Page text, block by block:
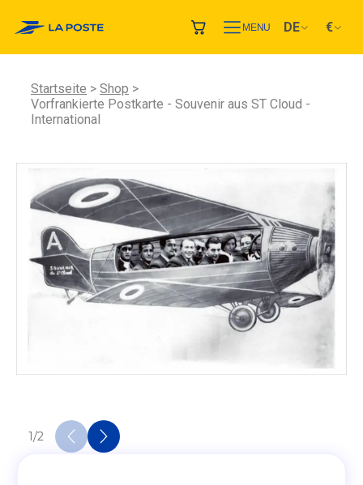
MENU DE €
Startseite
Shop
Vorfrankierte Postkarte - Souvenir aus ST Cloud -
International
1/2